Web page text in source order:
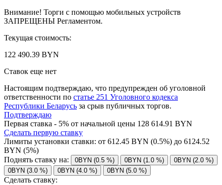
Внимание! Торги с помощью мобильных устройств
ЗАПРЕЩЕНЫ Регламентом.
Текущая стоимость:
122 490.39 BYN
Ставок еще нет
Настоящим подтверждаю, что предупрежден об уголовной
ответственности по статье 251 Уголовного кодекса
Республики Беларусь за срыв публичных торгов.
Подтверждаю
Первая ставка - 5% от начальной цены 128 614.91 BYN
Сделать первую ставку
Лимиты установки ставки: от 612.45 BYN (0.5%) до 6124.52
BYN (5%)
Поднять ставку на:
0BYN (0.5 %) 0BYN (1.0 %)
0BYN (2.0 %)
0BYN (3.0 %)
0BYN (4.0 %) 0BYN (5.0 %)
Сделать ставку: